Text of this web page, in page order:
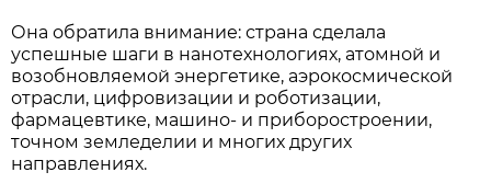
Она обратила внимание: страна сделала
успешные шаги в нанотехнологиях, атомной и
возобновляемой энергетике, аэрокосмической
отрасли, цифровизации и роботизации,
фармацевтике, машино- и приборостроении,
точном земледелии и многих других
направлениях.